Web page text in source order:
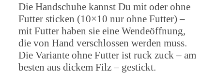
Die Handschuhe kannst Du mit oder ohne
Futter sticken (10×10 nur ohne Futter) –
mit Futter haben sie eine Wendeöffnung,
die von Hand verschlossen werden muss.
Die Variante ohne Futter ist ruck zuck – am
besten aus dickem Filz – gestickt.